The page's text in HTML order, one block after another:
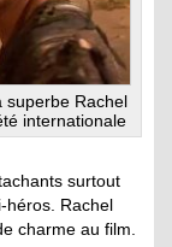
superbe Rachel
internationale
surtout
héros. Rachel
charme au film.